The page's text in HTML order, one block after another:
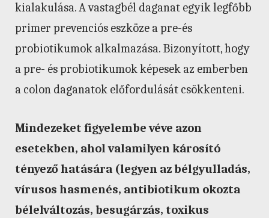
kialakulása. A vastagbél daganat egyik legfőbb
primer prevenciós eszköze a pre-és
probiotikumok alkalmazása. Bizonyított, hogy
a pre- és probiotikumok képesek az emberben
a colon daganatok előfordulását csökkenteni.
Mindezeket figyelembe véve azon
esetekben, ahol valamilyen károsító
tényező hatására (legyen az bélgyulladás,
vírusos hasmenés, antibiotikum okozta
bélelváltozás, besugárzás, toxikus